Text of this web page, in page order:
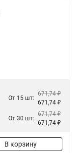
От 15 шт:
671,74 ₽
671,74 ₽
От 30 шт:
671,74 ₽
671,74 ₽
В корзину